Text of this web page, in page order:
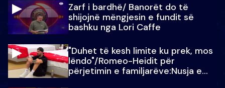
Zarf i bardhë/ Banorët do të
shijojnë mëngjesin e fundit së
bashku nga Lori Caffe
"Duhet të kesh limite ku prek, mos
lëndo"/Romeo-Heidit për
përjetimin e familjarëve:Nusja e